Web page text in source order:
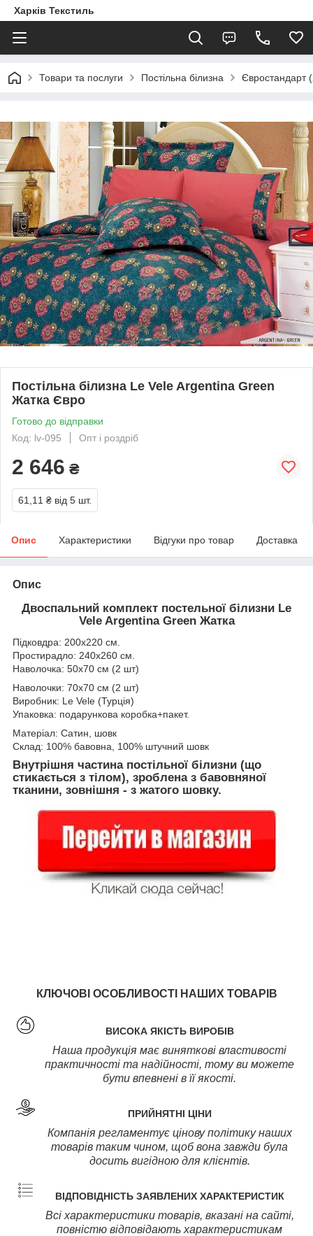
Харків Текстиль
Товари та послуги Постільна білизна Євростандарт
Постільна білизна Le Vele Argentina Green
Жатка Євро
Готово до відправки
Код: lv-095
Опт і роздріб
2 646 ₴
61,11 ₴ від 5 шт.
Опис Характеристики Відгуки про товар Доставка
Опис
Двоспальний комплект постельної білизни Le
Vele Argentina Green Жатка
Підковдра: 200x220 см.
Простирадло: 240x260 см.
Наволочка: 50x70 см (2 шт)
Наволочки: 70x70 см (2 шт)
Виробник: Le Vele (Турція)
Упаковка: подарункова коробка+пакет.
Матеріал: Сатин, шовк
Склад: 100% бавовна, 100% штучний шовк
Внутрішня частина постільної білизни (що
стикається з тілом), зроблена з бавовняної
тканини, зовнішня - з жатого шовку.
КЛЮЧОВІ ОСОБЛИВОСТІ НАШИХ ТОВАРІВ
ВИСОКА ЯКІСТЬ ВИРОБІВ
Наша продукція має виняткові властивості
практичності та надійності, тому ви можете
бути впевнені в її якості.
ПРИЙНЯТНІ ЦІНИ
Компанія регламентує цінову політику наших
товарів таким чином, щоб вона завжди була
досить вигідною для клієнтів.
ВІДПОВІДНІСТЬ ЗАЯВЛЕНИХ ХАРАКТЕРИСТИК
Всі характеристики товарів, вказані на сайті,
повністю відповідають характеристикам